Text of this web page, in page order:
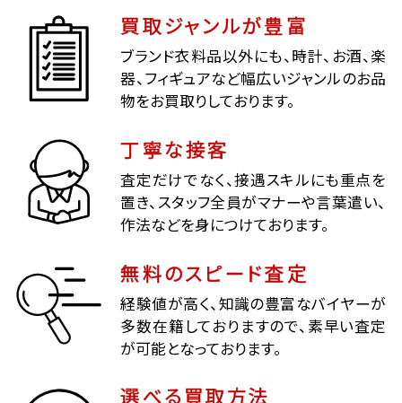
買取ジャンルが豊富
ブランド衣料品以外にも、時計、お酒、楽
器、フィギュアなど幅広いジャンルのお品
物をお買取りしております。
丁寧な接客
査定だけでなく、接遇スキルにも重点を
置き、スタッフ全員がマナーや言葉遣い、
作法などを身につけております。
無料のスピード査定
経験値が高く、知識の豊富なバイヤーが
多数在籍しておりますので、素早い査定
が可能となっております。
選べる買取方法